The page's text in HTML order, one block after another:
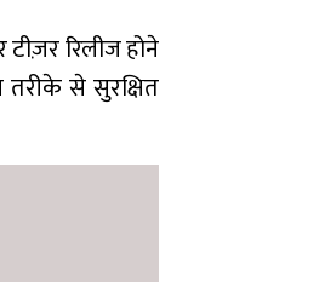
रिलीज होने
से सुरक्षित